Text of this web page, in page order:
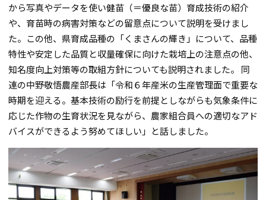
から写真やデータを使い健苗（＝優良な苗）育成技術の紹介
や、育苗時の病害対策などの留意点について説明を受けまし
た。この他、県育成品種の「くまさんの輝き」について、品種
特性や安定した品質と収量確保に向けた栽培上の注意点の他、
知名度向上対策等の取組方針についても説明されました。 同
連の中野敬悟農産部長は「令和６年産米の生産管理面で重要な
時期を迎える。基本技術の励行を前提としながらも気象条件に
応じた作物の生育状況を見ながら、農家組合員への適切なアド
バイスができるよう努めてほしい」と話しました。